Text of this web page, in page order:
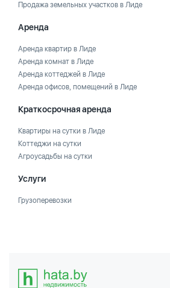
Продажа земельных участков в Лиде
Аренда
Аренда квартир в Лиде
Аренда комнат в Лиде
Аренда коттеджей в Лиде
Аренда офисов, помещений в Лиде
Краткосрочная аренда
Квартиры на сутки в Лиде
Коттеджи на сутки
Агроусадьбы на сутки
Услуги
Грузоперевозки